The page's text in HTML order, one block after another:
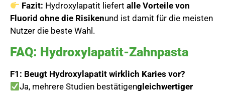
Fazit: Hydroxylapatit liefertalle Vorteile von
Fluorid ohne die Risikenund ist damit für die meisten
Nutzer die beste Wahl.
FAQ: Hydroxylapatit-Zahnpasta
F1: Beugt Hydroxylapatit wirklich Karies vor?
Ja, mehrere Studien bestätigengleichwertiger